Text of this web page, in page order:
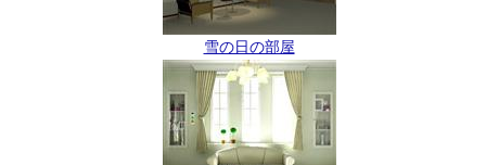
雪の日の部屋